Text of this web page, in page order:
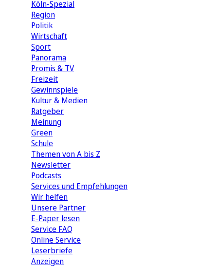
Köln-Spezial
Region
Politik
Wirtschaft
Sport
Panorama
Promis & TV
Freizeit
Gewinnspiele
Kultur & Medien
Ratgeber
Meinung
Green
Schule
Themen von A bis Z
Newsletter
Podcasts
Services und Empfehlungen
Wir helfen
Unsere Partner
E-Paper lesen
Service FAQ
Online Service
Leserbriefe
Anzeigen